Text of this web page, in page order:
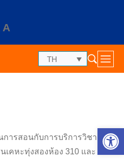
A
TH
ารสอนกับการบริการวิชาการแก่
เคหะทุ่งสองห้อง 310 และ 317